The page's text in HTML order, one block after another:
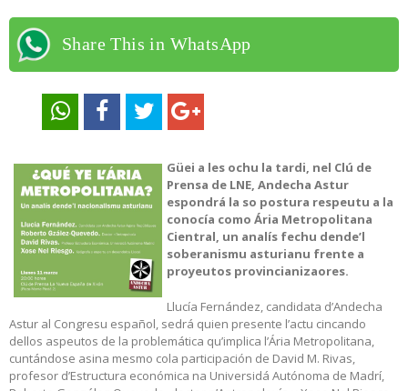
Share This in WhatsApp
Güei a les ochu la tardi, nel Clú de
Prensa de LNE, Andecha Astur
espondrá la so postura respeutu a la
conocía como Ária Metropolitana
Cientral, un analís fechu dende’l
soberanismu asturianu frente a
proyeutos provincianizaores.
Llucía Fernández, candidata d’Andecha
Astur al Congresu español, sedrá quien presente l’actu cincando
dellos aspeutos de la problemática qu’implica l’Ária Metropolitana,
cuntándose asina mesmo cola participación de David M. Rivas,
profesor d’Estructura económica na Universidá Autónoma de Madrí,